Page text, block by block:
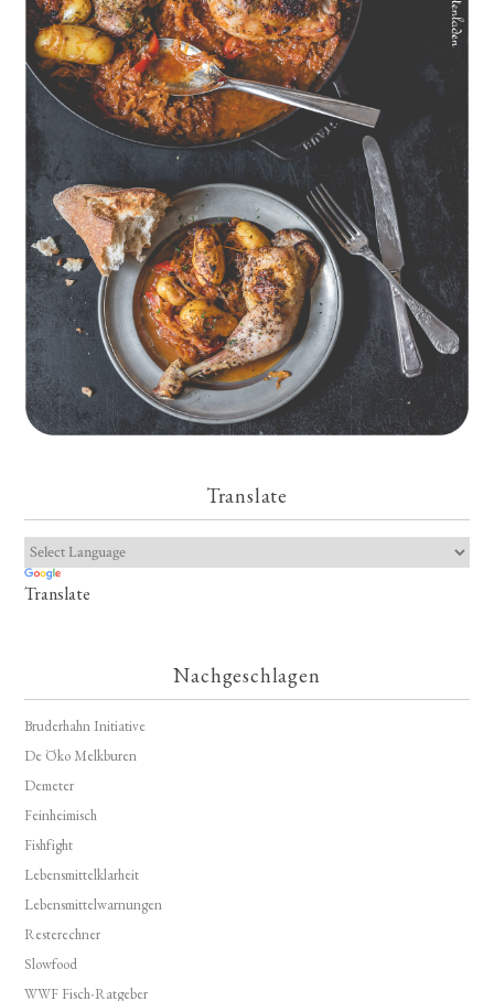
Geschmorte Hähnchenschenkel auf Paprikakraut und kleinen
Kartoffeln
Translate
Translate
Nachgeschlagen
Bruderhahn Initiative
De Öko Melkburen
Demeter
Feinheimisch
Fishfight
Lebensmittelklarheit
Lebensmittelwarnungen
Resterechner
Slowfood
WWF Fisch-Ratgeber